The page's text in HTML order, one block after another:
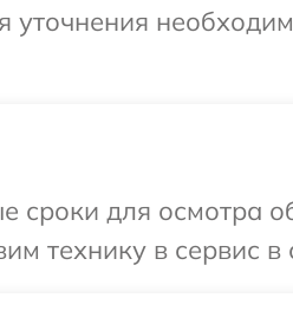
сроки для осмотра
технику в сервис